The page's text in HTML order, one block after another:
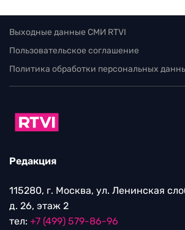
Выходные данные СМИ RTVI
Пользовательское соглашение
Политика обработки персональных
Редакция
115280, г. Москва, ул. Ленинская
д. 26, этаж 2
тел: +7 (499) 579-86-96